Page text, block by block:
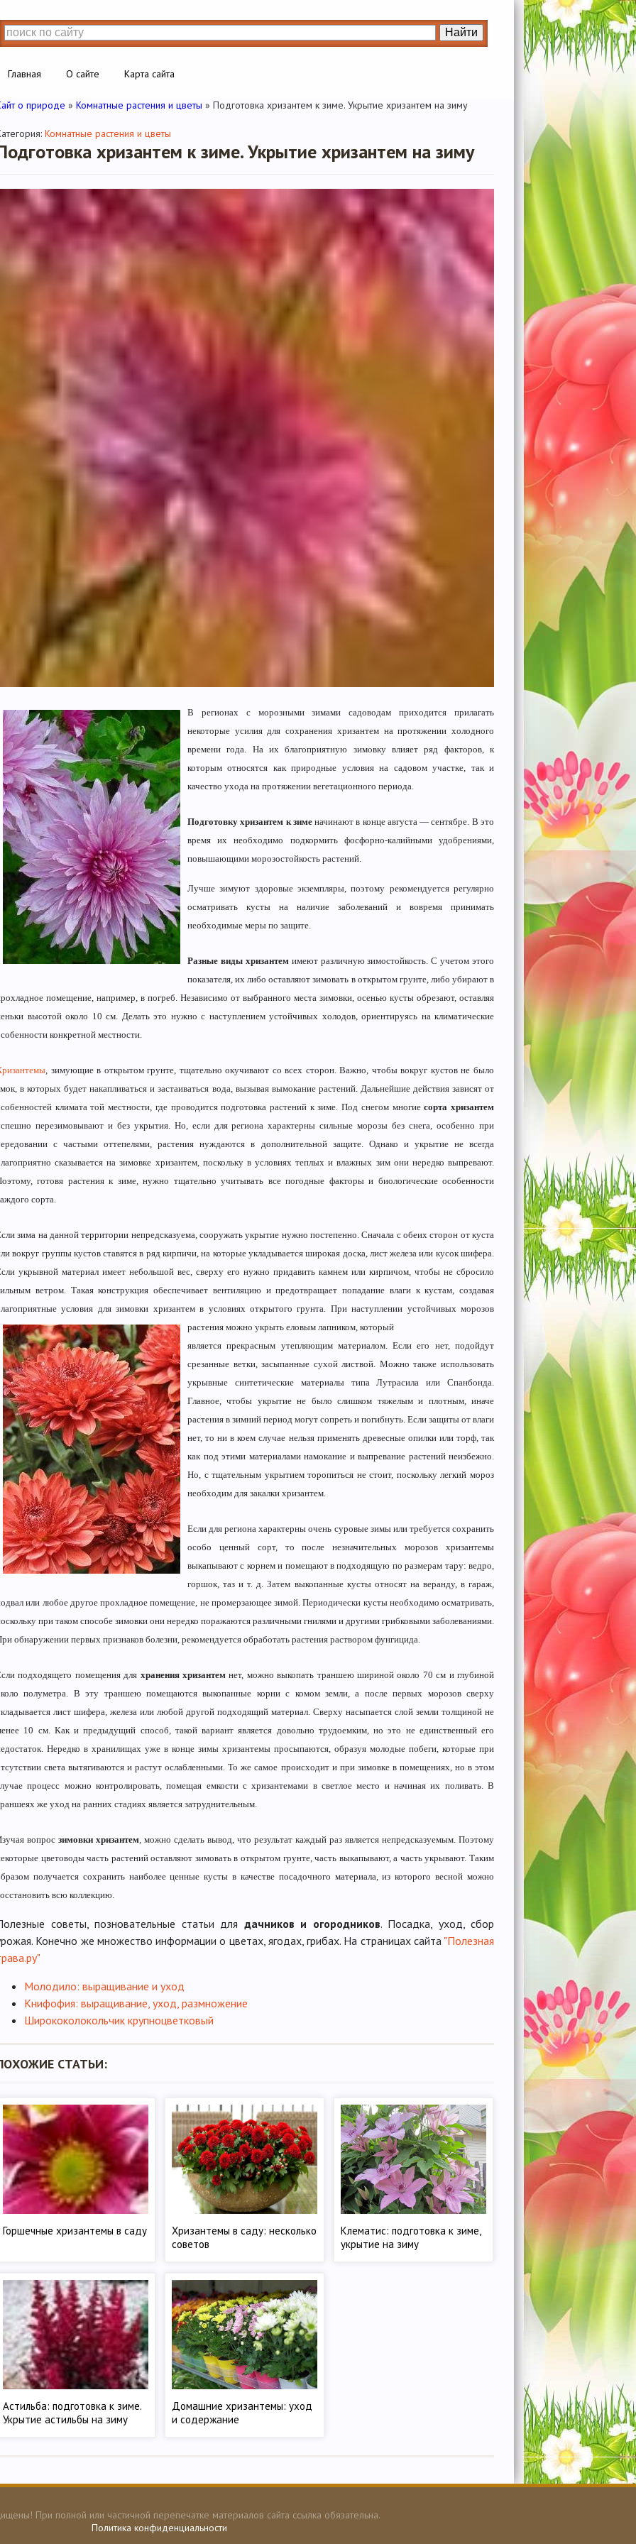
Главная О сайте Карта сайта
о природе » Комнатные растения и цветы » Подготовка хризантем к зиме. Укрытие хризантем на зиму
Комнатные растения и цветы
хризантем к зиме. Укрытие хризантем на зиму
В регионах с морозными зимами садоводам приходится прилагать
некоторые усилия для сохранения хризантем на протяжении холодного
времени года. На их благоприятную зимовку влияет ряд факторов, к
которым относятся как природные условия на садовом участке, так и
качество ухода на протяжении вегетационного периода.
Подготовку хризантем к зименачинают в конце августа — сентябре. В это
время их необходимо подкормить фосфорно-калийными удобрениями,
повышающими морозостойкость растений.
Лучше зимуют здоровые экземпляры, поэтому рекомендуется регулярно
осматривать кусты на наличие заболеваний и вовремя принимать
необходимые меры по защите.
Разные виды хризантемимеют различную зимостойкость. С учетом этого
показателя, их либо оставляют зимовать в открытом грунте, либо убирают в
помещение, например, в погреб. Независимо от выбранного места зимовки, осенью кусты обрезают, оставляя
высотой около 10 см. Делать это нужно с наступлением устойчивых холодов, ориентируясь на климатические
конкретной местности.
, зимующие в открытом грунте, тщательно окучивают со всех сторон. Важно, чтобы вокруг кустов не было
в которых будет накапливаться и застаиваться вода, вызывая вымокание растений. Дальнейшие действия зависят от
климата той местности, где проводится подготовка растений к зиме. Под снегом многиесорта хризантем
перезимовывают и без укрытия. Но, если для региона характерны сильные морозы без снега, особенно при
с частыми оттепелями, растения нуждаются в дополнительной защите. Однако и укрытие не всегда
сказывается на зимовке хризантем, поскольку в условиях теплых и влажных зим они нередко выпревают.
готовя растения к зиме, нужно тщательно учитывать все погодные факторы и биологические особенности
сорта.
зима на данной территории непредсказуема, сооружать укрытие нужно постепенно. Сначала с обеих сторон от куста
вокруг группы кустов ставятся в ряд кирпичи, на которые укладывается широкая доска, лист железа или кусок шифера.
укрывной материал имеет небольшой вес, сверху его нужно придавить камнем или кирпичом, чтобы не сбросило
ветром. Такая конструкция обеспечивает вентиляцию и предотвращает попадание влаги к кустам, создавая
условия для зимовки хризантем в условиях открытого грунта. При наступлении устойчивых морозов
растения можно укрыть еловым лапником, который
является прекрасным утепляющим материалом. Если его нет, подойдут
срезанные ветки, засыпанные сухой листвой. Можно также использовать
укрывные синтетические материалы типа Лутрасила или Спанбонда.
Главное, чтобы укрытие не было слишком тяжелым и плотным, иначе
растения в зимний период могут сопреть и погибнуть. Если защиты от влаги
нет, то ни в коем случае нельзя применять древесные опилки или торф, так
как под этими материалами намокание и выпревание растений неизбежно.
Но, с тщательным укрытием торопиться не стоит, поскольку легкий мороз
необходим для закалки хризантем.
Если для региона характерны очень суровые зимы или требуется сохранить
особо ценный сорт, то после незначительных морозов хризантемы
выкапывают с корнем и помещают в подходящую по размерам тару: ведро,
горшок, таз и т. д. Затем выкопанные кусты относят на веранду, в гараж,
или любое другое прохладное помещение, не промерзающее зимой. Периодически кусты необходимо осматривать,
при таком способе зимовки они нередко поражаются различными гнилями и другими грибковыми заболеваниями.
обнаружении первых признаков болезни, рекомендуется обработать растения раствором фунгицида.
подходящего помещения для хранения хризантем нет, можно выкопать траншею шириной около 70 см и глубиной
полуметра. В эту траншею помещаются выкопанные корни с комом земли, а после первых морозов сверху
лист шифера, железа или любой другой подходящий материал. Сверху насыпается слой земли толщиной не
10 см. Как и предыдущий способ, такой вариант является довольно трудоемким, но это не единственный его
Нередко в хранилищах уже в конце зимы хризантемы просыпаются, образуя молодые побеги, которые при
света вытягиваются и растут ослабленными. То же самое происходит и при зимовке в помещениях, но в этом
процесс можно контролировать, помещая емкости с хризантемами в светлое место и начиная их поливать. В
же уход на ранних стадиях является затруднительным.
вопрос зимовки хризантем, можно сделать вывод, что результат каждый раз является непредсказуемым. Поэтому
цветоводы часть растений оставляют зимовать в открытом грунте, часть выкапывают, а часть укрывают. Таким
получается сохранить наиболее ценные кусты в качестве посадочного материала, из которого весной можно
всю коллекцию.
советы, позновательные статьи для дачников и огородников. Посадка, уход, сбор
Конечно же множество информации о цветах, ягодах, грибах. На страницах сайта "Полезная
Молодило: выращивание и уход
Книфофия: выращивание, уход, размножение
Ширококолокольчик крупноцветковый
СТАТЬИ:
Горшечные хризантемы в саду
Хризантемы в саду: несколько
советов
Клематис: подготовка к зиме,
укрытие на зиму
Астильба: подготовка к зиме.
Укрытие астильбы на зиму
Домашние хризантемы: уход
и содержание
При полной или частичной перепечатке материалов сайта ссылка обязательна.
Политика конфиденциальности